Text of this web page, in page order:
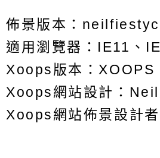
佈景版本： neilfiestyc
適用瀏覽器：IE11、
Xoops版本：XOOPS
Xoops網站設計 ： Neil
Xoops網站佈景設計